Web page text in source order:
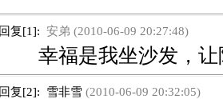
回复[1]: 安弟 (2010-06-09 20:27:48)
幸福是我坐沙发，让
回复[2]: 雪非雪(2010-06-09 20:32:05)